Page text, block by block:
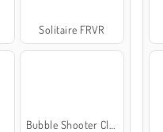
Solitaire FRVR